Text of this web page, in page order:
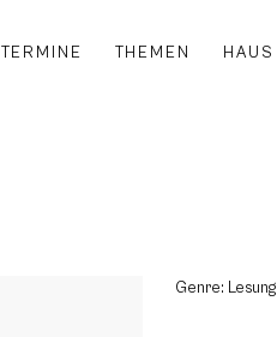
TERMINE THEMEN HAUS
Genre: Lesung